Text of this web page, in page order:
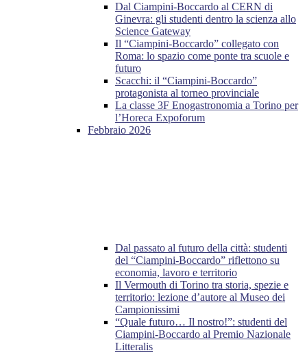
Dal Ciampini-Boccardo al CERN di
Ginevra: gli studenti dentro la scienza allo
Science Gateway
Il “Ciampini-Boccardo” collegato con
Roma: lo spazio come ponte tra scuole e
futuro
Scacchi: il “Ciampini-Boccardo”
protagonista al torneo provinciale
La classe 3F Enogastronomia a Torino per
l’Horeca Expoforum
Febbraio 2026
Dal passato al futuro della città: studenti
del “Ciampini-Boccardo” riflettono su
economia, lavoro e territorio
Il Vermouth di Torino tra storia, spezie e
territorio: lezione d’autore al Museo dei
Campionissimi
“Quale futuro… Il nostro!”: studenti del
Ciampini-Boccardo al Premio Nazionale
Litteralis